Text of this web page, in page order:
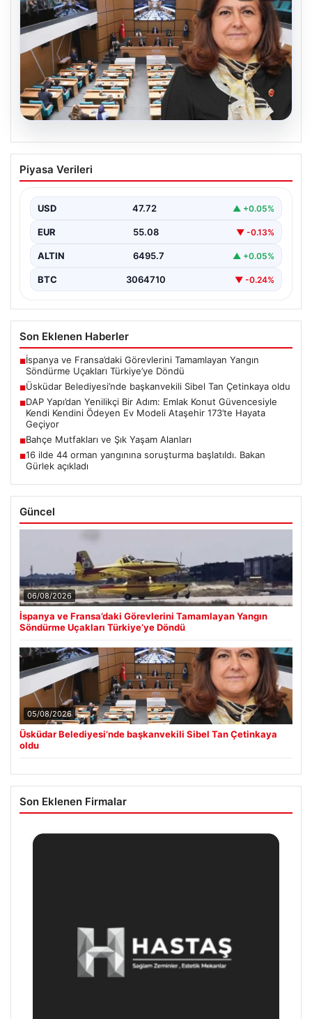
05.08.2026
Üsküdar Belediyesi’nde başkanvekili
Sibel Tan Çetinkaya oldu
Piyasa Verileri
USD 47.72 ▲ +0.05%
EUR 55.08 ▼ -0.13%
ALTIN 6495.7 ▲ +0.05%
BTC 3064710 ▼ -0.24%
Son Eklenen Haberler
■İspanya ve Fransa’daki Görevlerini Tamamlayan Yangın
Söndürme Uçakları Türkiye’ye Döndü
■Üsküdar Belediyesi’nde başkanvekili Sibel Tan Çetinkaya oldu
■DAP Yapı’dan Yenilikçi Bir Adım: Emlak Konut Güvencesiyle
Kendi Kendini Ödeyen Ev Modeli Ataşehir 173’te Hayata
Geçiyor
■Bahçe Mutfakları ve Şık Yaşam Alanları
■16 ilde 44 orman yangınına soruşturma başlatıldı. Bakan
Gürlek açıkladı
Güncel
06/08/2026
İspanya ve Fransa’daki Görevlerini Tamamlayan Yangın
Söndürme Uçakları Türkiye’ye Döndü
05/08/2026
Üsküdar Belediyesi’nde başkanvekili Sibel Tan Çetinkaya
oldu
Son Eklenen Firmalar